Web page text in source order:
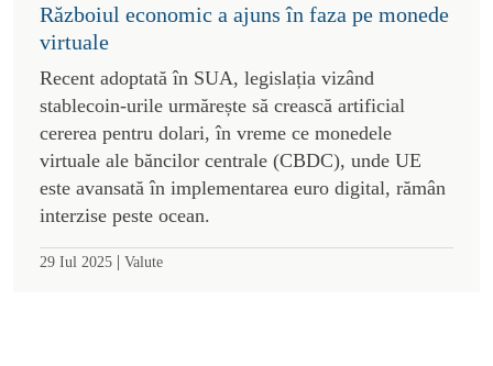
Războiul economic a ajuns în faza pe monede
virtuale
Recent adoptată în SUA, legislația vizând
stablecoin-urile urmărește să crească artificial
cererea pentru dolari, în vreme ce monedele
virtuale ale băncilor centrale (CBDC), unde UE
este avansată în implementarea euro digital, rămân
interzise peste ocean.
29 Iul 2025 | Valute